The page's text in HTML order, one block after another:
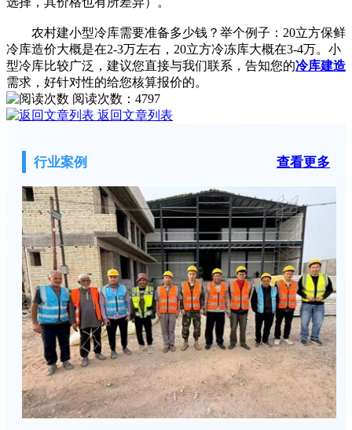
农村建小型冷库需要准备多少钱？举个例子：20立方保鲜
冷库造价大概是在2-3万左右，20立方冷冻库大概在3-4万。小
型冷库比较广泛，建议您直接与我们联系，告知您的冷库建造
需求，好针对性的给您核算报价的。
阅读次数： 4797
返回文章列表
行业案例 查看更多